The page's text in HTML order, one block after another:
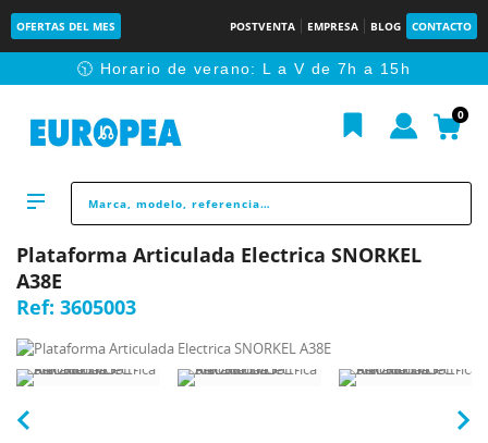
OFERTAS DEL MES POSTVENTA EMPRESA BLOG CONTACTO
🕥 Horario de verano: L a V de 7h a 15h
0
Plataforma Articulada Electrica SNORKEL
A38E
Ref: 3605003